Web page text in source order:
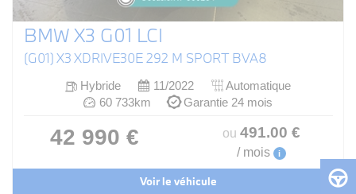
BMW X3 G01 LCI
(G01) X3 XDRIVE30E 292 M SPORT BVA8
Hybride 11/2022
Automatique
60 733km
Garantie 24 mois
42 990 € ou 491.00 €
/ mois i
Voir le véhicule